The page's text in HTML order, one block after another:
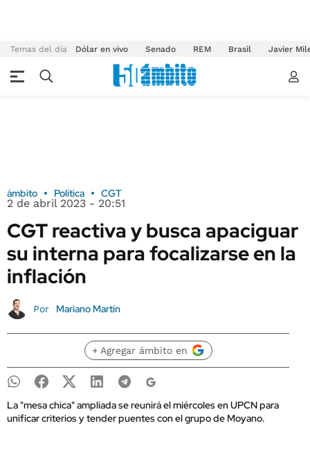
Temas del día Dólar en vivo Senado REM Brasil Javier
ámbito Política CGT
2 de abril 2023 - 20:51
CGT reactiva y busca apaciguar
su interna para focalizarse en la
inflación
Por Mariano Martín
+ Agregar ámbito en
La "mesa chica" ampliada se reunirá el miércoles en UPCN para
unificar criterios y tender puentes con el grupo de Moyano.